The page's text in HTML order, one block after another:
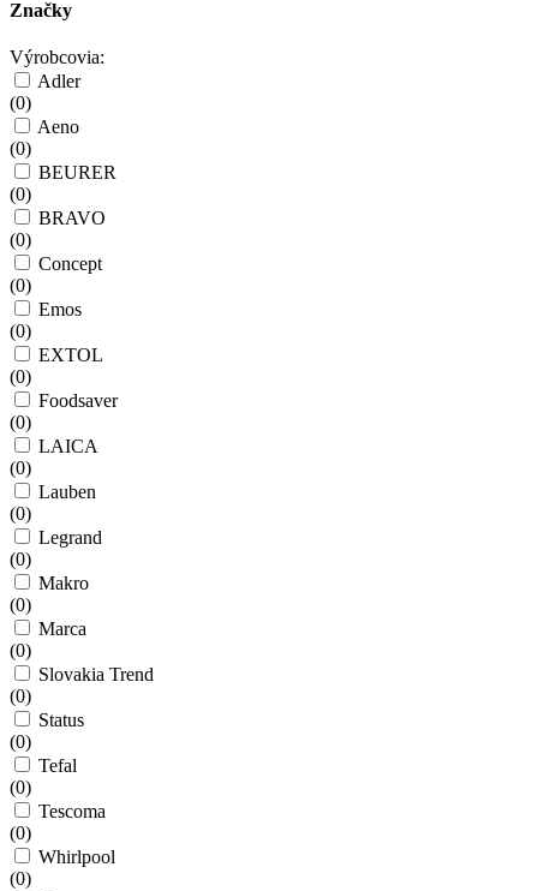
Značky
Výrobcovia:
Adler
(0)
Aeno
(0)
BEURER
(0)
BRAVO
(0)
Concept
(0)
Emos
(0)
EXTOL
(0)
Foodsaver
(0)
LAICA
(0)
Lauben
(0)
Legrand
(0)
Makro
(0)
Marca
(0)
Slovakia Trend
(0)
Status
(0)
Tefal
(0)
Tescoma
(0)
Whirlpool
(0)